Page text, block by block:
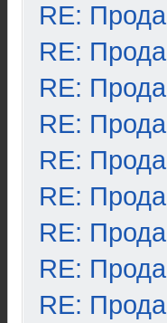
RE:
RE:
RE:
RE:
RE:
RE:
RE:
RE:
RE: